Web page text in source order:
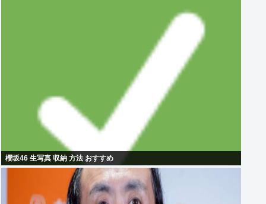
櫻坂46 生写真 収納 方法 おすすめ